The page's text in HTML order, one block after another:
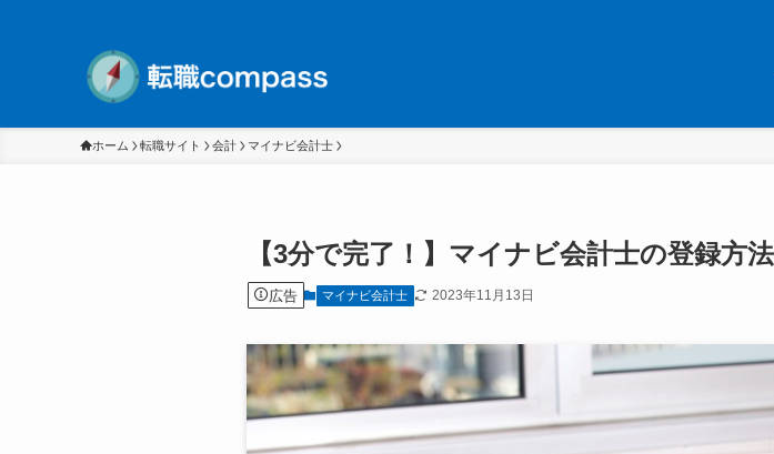
ホーム 転職サイト 会計 マイナビ会計士
【3分で完了！】マイナビ会計士の登録方
広告 マイナビ会計士 2023年11月13日